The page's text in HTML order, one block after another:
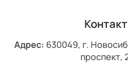
Адрес: 630049, г.
проспект,